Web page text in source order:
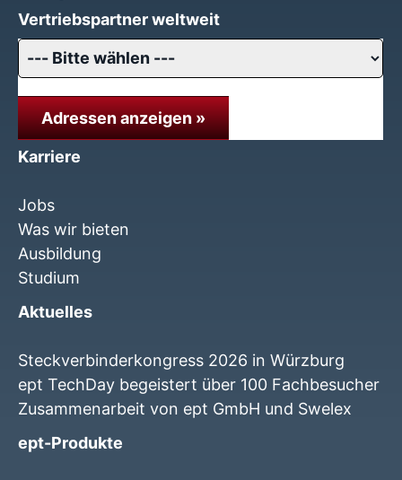
Vertriebspartner weltweit
Adressen anzeigen »
Karriere
Jobs
Was wir bieten
Ausbildung
Studium
Aktuelles
Steckverbinderkongress 2026 in Würzburg
ept TechDay begeistert über 100 Fachbesucher
Zusammenarbeit von ept GmbH und Swelex
ept-Produkte